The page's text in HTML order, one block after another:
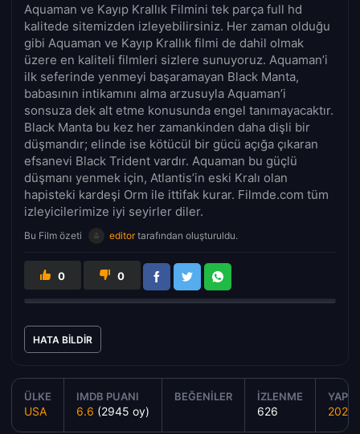
Aquaman ve Kayıp Krallık Filmini tek parça full hd
kalitede sitemizden izleyebilirsiniz. Her zaman olduğu
gibi Aquaman ve Kayıp Krallık filmi de dahil olmak
üzere en kaliteli filmleri sizlere sunuyoruz. Aquaman’i
ilk seferinde yenmeyi başaramayan Black Manta,
babasının intikamını alma arzusuyla Aquaman’i
sonsuza dek alt etme konusunda engel tanımayacaktır.
Black Manta bu kez her zamankinden daha dişli bir
düşmandır; elinde ise kötücül bir gücü açığa çıkaran
efsanevi Black Trident vardır. Aquaman bu güçlü
düşmanı yenmek için, Atlantis’in eski Kralı olan
hapisteki kardeşi Orm ile ittifak kurar. Filmde.com tüm
izleyicilerimize iyi seyirler diler.
Bu Film özeti editortarafından oluşturuldu.
0 0
HATA BILDIR
ÜLKE
USA
IMDB PUANI
6.6 (2945 oy)
BEĞENILER İZLENME
626 2023